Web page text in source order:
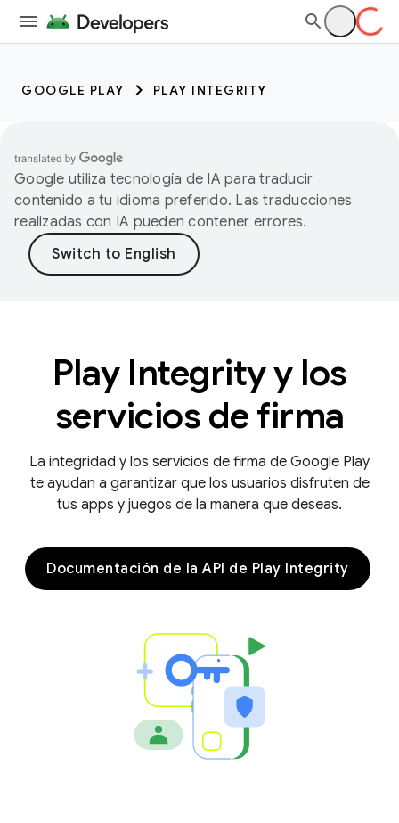
GOOGLE PLAY PLAY INTEGRITY
Google utiliza tecnología de IA para traducir
contenido a tu idioma preferido. Las traducciones
realizadas con IA pueden contener errores.
Play Integrity y los
servicios de firma
La integridad y los servicios de firma de Google Play
te ayudan a garantizar que los usuarios disfruten de
tus apps y juegos de la manera que deseas.
Documentación de la API de Play Integrity